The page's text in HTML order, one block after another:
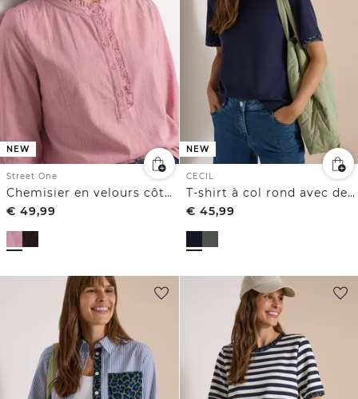
NEW
Street One
Chemisier en velours côtelé à volants
€ 49,99
NEW
CECIL
T-shirt à col rond avec des détails léopard
€ 45,99